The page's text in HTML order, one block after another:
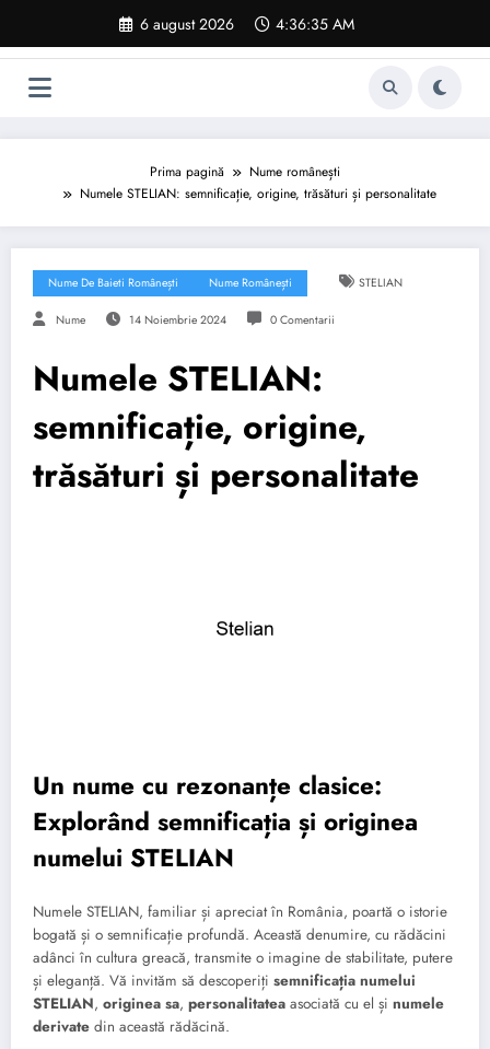
conținut
6 august 2026 4:36:36 AM
Prima pagină
Nume românești
Numele STELIAN: semnificație, origine, trăsături și personalitate
Nume De Baieti Românești Nume Românești STELIAN
Nume 14 Noiembrie 2024 0 Comentarii
Numele STELIAN:
semnificație, origine,
trăsături și personalitate
Un nume cu rezonanțe clasice:
Explorând semnificația și originea
numelui STELIAN
Numele STELIAN, familiar și apreciat în România, poartă o istorie
bogată și o semnificație profundă. Această denumire, cu rădăcini
adânci în cultura greacă, transmite o imagine de stabilitate, putere
și eleganță. Vă invităm să descoperiți semnificația numelui
STELIAN, originea sa, personalitatea asociată cu el și numele
derivate din această rădăcină.